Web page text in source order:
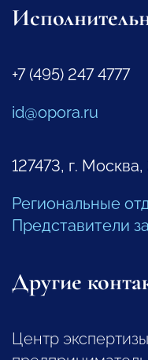
+7 (495) 247 4777
id@opora.ru
127473, г.
Региональные
Представители
Другие
Центр